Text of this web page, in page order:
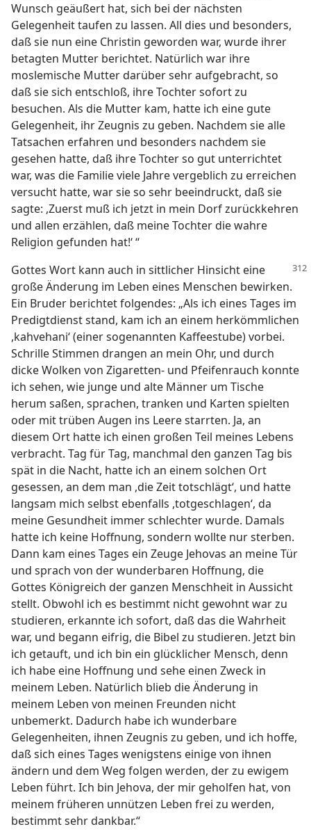
Wunsch geäußert hat, sich bei der nächsten
Gelegenheit taufen zu lassen. All dies und besonders,
daß sie nun eine Christin geworden war, wurde ihrer
betagten Mutter berichtet. Natürlich war ihre
moslemische Mutter darüber sehr aufgebracht, so
daß sie sich entschloß, ihre Tochter sofort zu
besuchen. Als die Mutter kam, hatte ich eine gute
Gelegenheit, ihr Zeugnis zu geben. Nachdem sie alle
Tatsachen erfahren und besonders nachdem sie
gesehen hatte, daß ihre Tochter so gut unterrichtet
war, was die Familie viele Jahre vergeblich zu erreichen
versucht hatte, war sie so sehr beeindruckt, daß sie
sagte: ,Zuerst muß ich jetzt in mein Dorf zurückkehren
und allen erzählen, daß meine Tochter die wahre
Religion gefunden hat!‘ “
Gottes Wort kann auch in sittlicher Hinsicht eine
große Änderung im Leben eines Menschen bewirken.
Ein Bruder berichtet folgendes: „Als ich eines Tages im
Predigtdienst stand, kam ich an einem herkömmlichen
,kahvehani‘ (einer sogenannten Kaffeestube) vorbei.
Schrille Stimmen drangen an mein Ohr, und durch
dicke Wolken von Zigaretten- und Pfeifenrauch konnte
ich sehen, wie junge und alte Männer um Tische
herum saßen, sprachen, tranken und Karten spielten
oder mit trüben Augen ins Leere starrten. Ja, an
diesem Ort hatte ich einen großen Teil meines Lebens
verbracht. Tag für Tag, manchmal den ganzen Tag bis
spät in die Nacht, hatte ich an einem solchen Ort
gesessen, an dem man ,die Zeit totschlägt‘, und hatte
langsam mich selbst ebenfalls ,totgeschlagen‘, da
meine Gesundheit immer schlechter wurde. Damals
hatte ich keine Hoffnung, sondern wollte nur sterben.
Dann kam eines Tages ein Zeuge Jehovas an meine Tür
und sprach von der wunderbaren Hoffnung, die
Gottes Königreich der ganzen Menschheit in Aussicht
stellt. Obwohl ich es bestimmt nicht gewohnt war zu
studieren, erkannte ich sofort, daß das die Wahrheit
war, und begann eifrig, die Bibel zu studieren. Jetzt bin
ich getauft, und ich bin ein glücklicher Mensch, denn
ich habe eine Hoffnung und sehe einen Zweck in
meinem Leben. Natürlich blieb die Änderung in
meinem Leben von meinen Freunden nicht
unbemerkt. Dadurch habe ich wunderbare
Gelegenheiten, ihnen Zeugnis zu geben, und ich hoffe,
daß sich eines Tages wenigstens einige von ihnen
ändern und dem Weg folgen werden, der zu ewigem
Leben führt. Ich bin Jehova, der mir geholfen hat, von
meinem früheren unnützen Leben frei zu werden,
bestimmt sehr dankbar.“